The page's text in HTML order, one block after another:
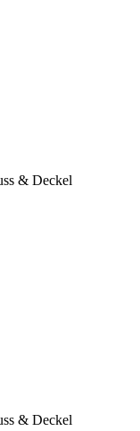
& Deckel
& Deckel